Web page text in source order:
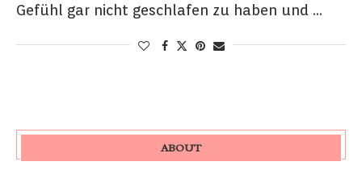
Gefühl gar nicht geschlafen zu haben und …
ABOUT